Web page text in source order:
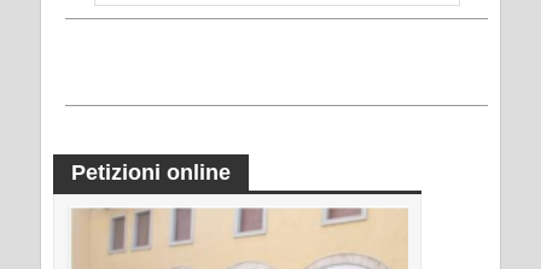
Petizioni online